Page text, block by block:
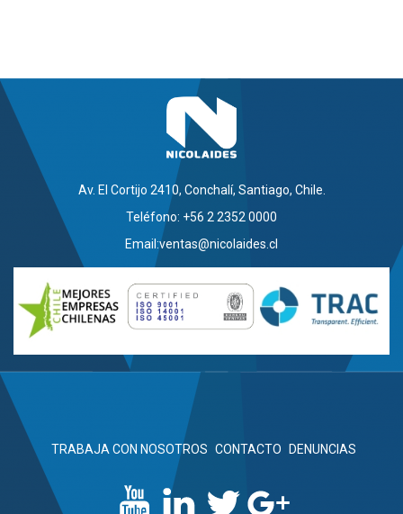
Av. El Cortijo 2410, Conchalí, Santiago, Chile.
Teléfono: +56 2 2352 0000
Email:ventas@nicolaides.cl
TRABAJA CON NOSOTROS CONTACTO DENUNCIAS